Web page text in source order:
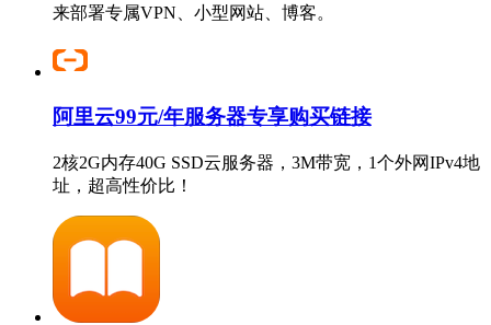
来部署专属VPN、小型网站、博客。
阿里云99元/年服务器专享购买链接
2核2G内存40G SSD云服务器，3M带宽，1个外网IPv4地
址，超高性价比！